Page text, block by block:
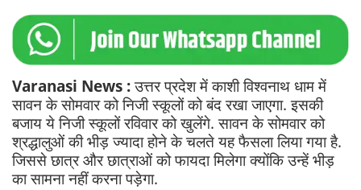
Varanasi News :उत्तर प्रदेश में काशी विश्वनाथ धाम में
सावन के सोमवार को निजी स्कूलों को बंद रखा जाएगा. इसकी
बजाय ये निजी स्कूलों रविवार को खुलेंगे. सावन के सोमवार को
श्रद्धालुओं की भीड़ ज्यादा होने के चलते यह फैसला लिया गया है.
जिससे छात्र और छात्राओं को फायदा मिलेगा क्योंकि उन्हें भीड़
का सामना नहीं करना पड़ेगा.